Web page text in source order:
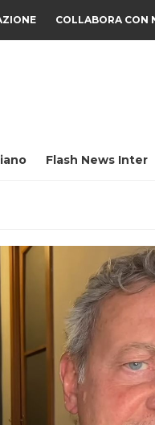
COLLABORA CON
Flash News Inter